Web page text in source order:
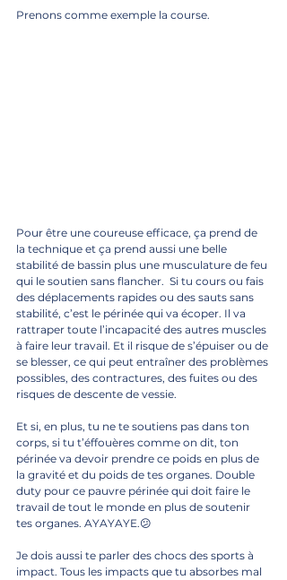
Prenons comme exemple la course.
Pour être une coureuse efficace, ça prend de
la technique et ça prend aussi une belle
stabilité de bassin plus une musculature de feu
qui le soutien sans flancher.  Si tu cours ou fais
des déplacements rapides ou des sauts sans
stabilité, c’est le périnée qui va écoper. Il va
rattraper toute l’incapacité des autres muscles
à faire leur travail. Et il risque de s’épuiser ou de
se blesser, ce qui peut entraîner des problèmes
possibles, des contractures, des fuites ou des
risques de descente de vessie.
Et si, en plus, tu ne te soutiens pas dans ton
corps, si tu t’éffouères comme on dit, ton
périnée va devoir prendre ce poids en plus de
la gravité et du poids de tes organes. Double
duty pour ce pauvre périnée qui doit faire le
travail de tout le monde en plus de soutenir
tes organes. AYAYAYE.😕
Je dois aussi te parler des chocs des sports à
impact. Tous les impacts que tu absorbes mal